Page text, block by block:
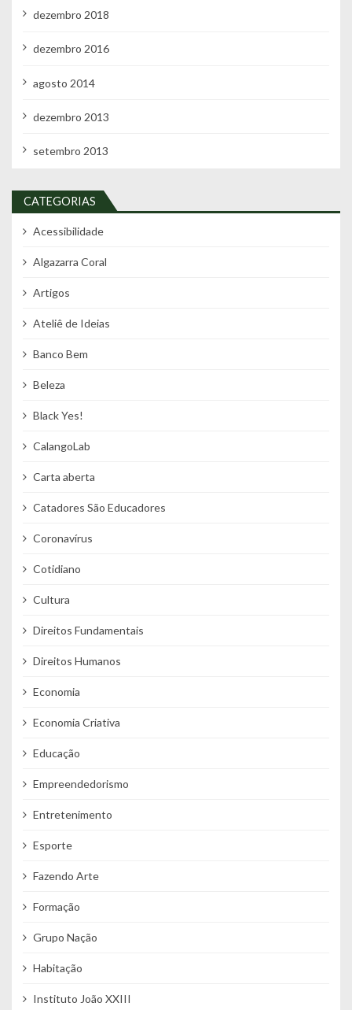
dezembro 2018
dezembro 2016
agosto 2014
dezembro 2013
setembro 2013
CATEGORIAS
Acessibilidade
Algazarra Coral
Artigos
Ateliê de Ideias
Banco Bem
Beleza
Black Yes!
CalangoLab
Carta aberta
Catadores São Educadores
Coronavírus
Cotidiano
Cultura
Direitos Fundamentais
Direitos Humanos
Economia
Economia Criativa
Educação
Empreendedorismo
Entretenimento
Esporte
Fazendo Arte
Formação
Grupo Nação
Habitação
Instituto João XXIII